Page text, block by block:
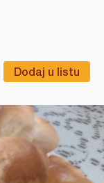
Dodaj u listu